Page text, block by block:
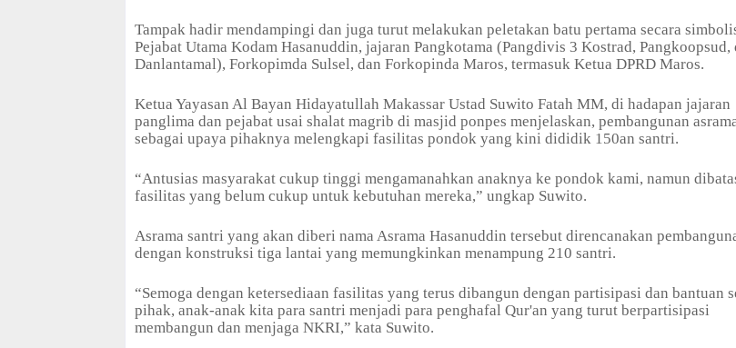
Tampak hadir mendampingi dan juga turut melakukan peletakan batu pertama secara
Pejabat Utama Kodam Hasanuddin, jajaran Pangkotama (Pangdivis 3 Kostrad, Pangkoopsud,
Danlantamal), Forkopimda Sulsel, dan Forkopinda Maros, termasuk Ketua DPRD Maros.
Ketua Yayasan Al Bayan Hidayatullah Makassar Ustad Suwito Fatah MM, di hadapan jajaran
panglima dan pejabat usai shalat magrib di masjid ponpes menjelaskan, pembangunan
sebagai upaya pihaknya melengkapi fasilitas pondok yang kini dididik 150an santri.
“Antusias masyarakat cukup tinggi mengamanahkan anaknya ke pondok kami, namun
fasilitas yang belum cukup untuk kebutuhan mereka,” ungkap Suwito.
Asrama santri yang akan diberi nama Asrama Hasanuddin tersebut direncanakan
dengan konstruksi tiga lantai yang memungkinkan menampung 210 santri.
“Semoga dengan ketersediaan fasilitas yang terus dibangun dengan partisipasi dan bantuan
pihak, anak-anak kita para santri menjadi para penghafal Qur'an yang turut berpartisipasi
membangun dan menjaga NKRI,” kata Suwito.